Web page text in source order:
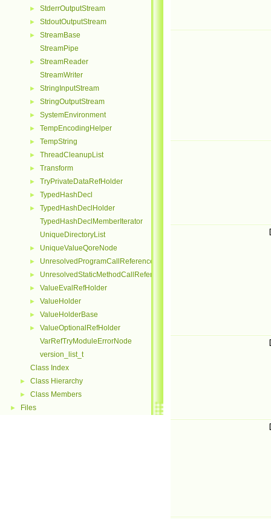
► StderrOutputStream
► StdoutOutputStream
►
StreamBase
StreamPipe
►
StreamReader
StreamWriter
► StringInputStream
► StringOutputStream
► SystemEnvironment
► TempEncodingHelper
► TempString
► ThreadCleanupList
► Transform
► TryPrivateDataRefHolder
► TypedHashDecl
►
TypedHashDeclHolder
TypedHashDeclMemberIterator
UniqueDirectoryList
► UniqueValueQoreNode
► UnresolvedProgramCallReferenceNode
► UnresolvedStaticMethodCallReferenceNode
► ValueEvalRefHolder
► ValueHolder
► ValueHolderBase
►
ValueOptionalRefHolder
VarRefTryModuleErrorNode
version_list_t
Class Index
► Class Hierarchy
► Class Members
► Files